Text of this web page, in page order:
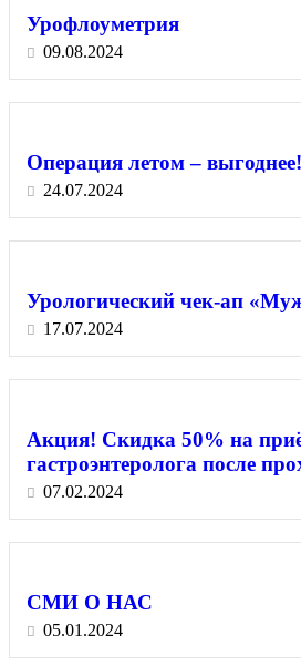
Урофлоуметрия
09.08.2024
Операция летом – выгоднее!
24.07.2024
Урологический чек-ап
17.07.2024
Акция! Скидка 50% на
гастроэнтеролога после
07.02.2024
СМИ О НАС
05.01.2024